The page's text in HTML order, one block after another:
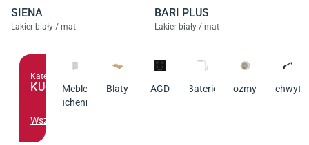
SIENA
Lakier biały / mat
BARI PLUS
Lakier biały / mat
Kategoria
KUCHNIA
Wszystko
Meble
kuchenne
Blaty AGD BaterieZlewozmywakiUchwyty